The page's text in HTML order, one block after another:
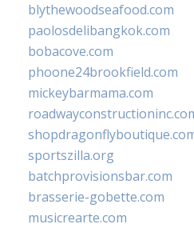
blythewoodseafood.com
paolosdelibangkok.com
bobacove.com
phoone24brookfield.com
mickeybarmama.com
sportszilla.org
batchprovisionsbar.com
brasserie-gobette.com
musicrearte.com